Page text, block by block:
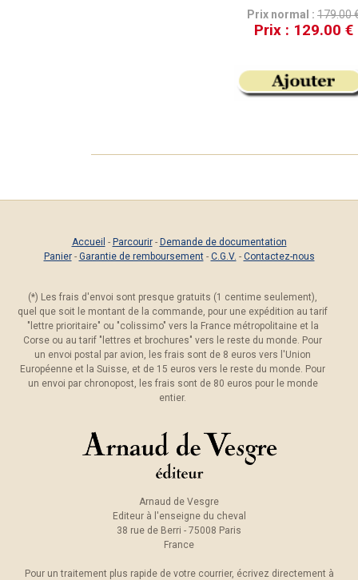
Prix normal : 179.00
Prix : 129.00 €
Accueil - Parcourir- Demande de documentation
Panier- Garantie de remboursement- C.G.V. - Contactez-nous
(*) Les frais d'envoi sont presque gratuits (1 centime seulement),
quel que soit le montant de la commande, pour une expédition au tarif
"lettre prioritaire" ou "colissimo" vers la France métropolitaine et la
Corse ou au tarif "lettres et brochures" vers le reste du monde. Pour
un envoi postal par avion, les frais sont de 8 euros vers l'Union
Européenne et la Suisse, et de 15 euros vers le reste du monde. Pour
un envoi par chronopost, les frais sont de 80 euros pour le monde
entier.
Arnaud de Vesgre
Editeur à l'enseigne du cheval
38 rue de Berri - 75008 Paris
France
Pour un traitement plus rapide de votre courrier, écrivez directement à